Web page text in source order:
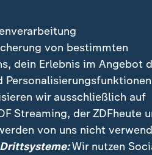
sorgt
Parlament"
die Grünen deutlich. Vor
von bestimmten
dein Erlebnis im Angebot
Personalisierungsfunktionen
wir ausschließlich auf
Streaming, der ZDFheute
von uns nicht
Wir nutzen